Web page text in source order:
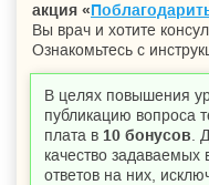
акция «
Вы врач и хотите
Ознакомьтесь с
В целях повышения
публикацию вопроса
плата в 10 бонусов .
качество задаваемых
ответов на них,